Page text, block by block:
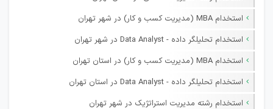
استخدام MBA (مدیریت کسب و کار) در شهر تهران
استخدام تحلیلگر داده - Data Analyst در شهر تهران
استخدام MBA (مدیریت کسب و کار) در استان تهران
استخدام تحلیلگر داده - Data Analyst در استان تهران
استخدام رشته مدیریت استراتژیک در شهر تهران